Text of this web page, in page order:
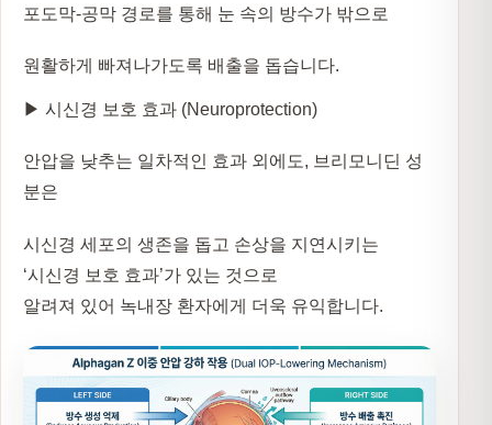
포도막-공막 경로를 통해 눈 속의 방수가 밖으로
원활하게 빠져나가도록 배출을 돕습니다.
▶ 시신경 보호 효과 (Neuroprotection)
안압을 낮추는 일차적인 효과 외에도, 브리모니딘 성
분은
시신경 세포의 생존을 돕고 손상을 지연시키는
‘시신경 보호 효과’가 있는 것으로
알려져 있어 녹내장 환자에게 더욱 유익합니다.